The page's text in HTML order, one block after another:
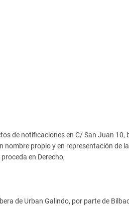
de notificaciones en C/ San Juan 10,
nombre propio y en representación de
en Derecho,
de Urban Galindo, por parte de